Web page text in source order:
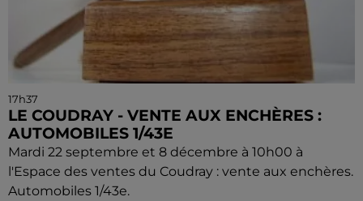
17h37
LE COUDRAY - VENTE AUX ENCHÈRES :
AUTOMOBILES 1/43E
Mardi 22 septembre et 8 décembre à 10h00 à
l'Espace des ventes du Coudray : vente aux enchères.
Automobiles 1/43e.